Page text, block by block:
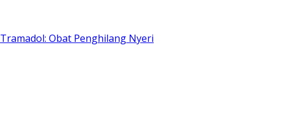
Tramadol: Obat Penghilang Nyeri